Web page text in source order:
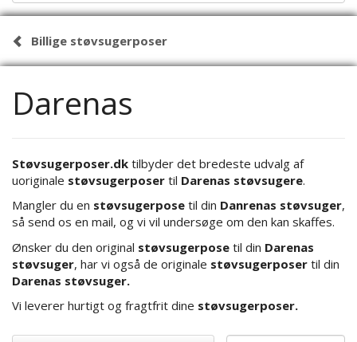
Billige støvsugerposer
Darenas
Støvsugerposer.dk tilbyder det bredeste udvalg af
uoriginale støvsugerposer til Darenas støvsugere.
Mangler du en støvsugerpose til din Danrenas støvsuger,
så send os en mail, og vi vil undersøge om den kan skaffes.
Ønsker du den original støvsugerpose til din Darenas
støvsuger, har vi også de originale støvsugerposer til din
Darenas støvsuger.
Vi leverer hurtigt og fragtfrit dine støvsugerposer.